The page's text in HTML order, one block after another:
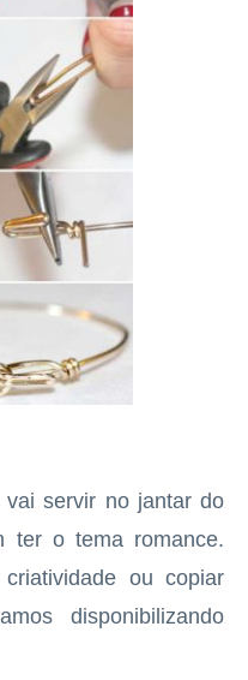
servir no jantar do
ter o tema romance.
ou copiar
disponibilizando